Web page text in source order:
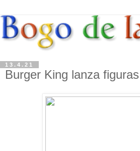
13.4.21
Burger King lanza